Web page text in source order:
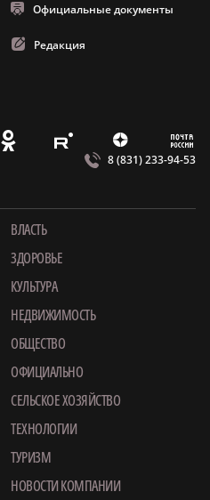
Официальные документы
Редакция
O E Z m
8 (831) 233-94-53
ВЛАСТЬ
ЗДОРОВЬЕ
КУЛЬТУРА
НЕДВИЖИМОСТЬ
ОБЩЕСТВО
ОФИЦИАЛЬНО
СЕЛЬСКОЕ ХОЗЯЙСТВО
ТЕХНОЛОГИИ
ТУРИЗМ
НОВОСТИ КОМПАНИИ